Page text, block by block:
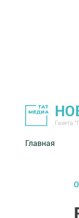
Газета
Главная